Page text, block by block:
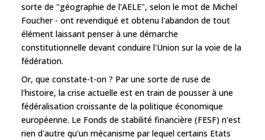
sorte de "géographie de l'AELE", selon le mot de Michel
Foucher - ont revendiqué et obtenu l'abandon de tout
élément laissant penser à une démarche
constitutionnelle devant conduire l'Union sur la voie de la
fédération.
Or, que constate-t-on ? Par une sorte de ruse de
l'histoire, la crise actuelle est en train de pousser à une
fédéralisation croissante de la politique économique
européenne. Le Fonds de stabilité financière (FESF) n'est
rien d'autre qu'un mécanisme par lequel certains Etats